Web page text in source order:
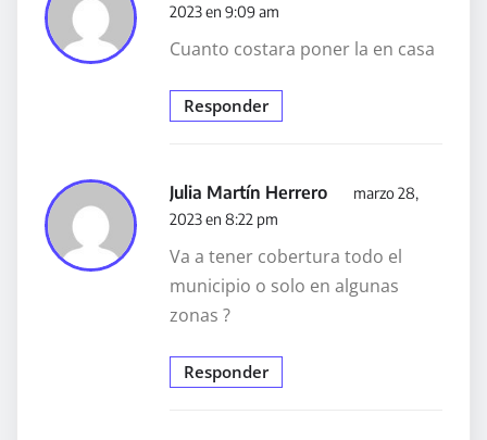
2023 en 9:09 am
Cuanto costara poner la en casa
Responder
Julia Martín Herrero
marzo 28,
2023 en 8:22 pm
Va a tener cobertura todo el
municipio o solo en algunas
zonas ?
Responder